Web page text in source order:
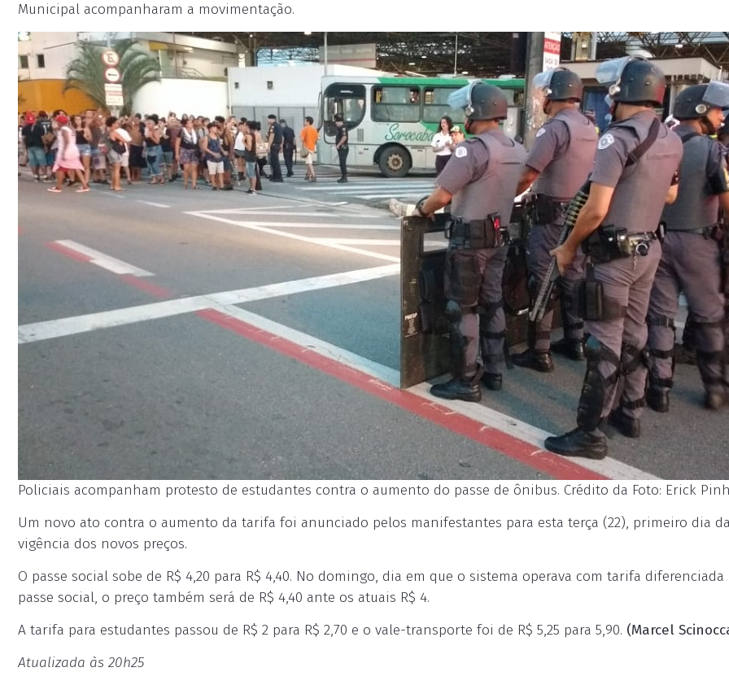
Municipal acompanharam a movimentação.
Policiais acompanham protesto de estudantes contra o aumento do passe de ônibus. Crédito da Foto: Erick
Um novo ato contra o aumento da tarifa foi anunciado pelos manifestantes para esta terça (22), primeiro dia
vigência dos novos preços.
O passe social sobe de R$ 4,20 para R$ 4,40. No domingo, dia em que o sistema operava com tarifa diferenciada
passe social, o preço também será de R$ 4,40 ante os atuais R$ 4.
A tarifa para estudantes passou de R$ 2 para R$ 2,70 e o vale-transporte foi de R$ 5,25 para 5,90. (Marcel
Atualizada às 20h25